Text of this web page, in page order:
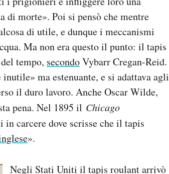
di morte». Poi si pensò che mentre
di utile, e dunque i meccanismi
Ma non era questo il punto: il tapis
tempo, secondoVybarr Cregan-Reid.
ma estenuante, e si adattava agli
il duro lavoro. Anche Oscar Wilde,
pena. Nel 1895 il Chicago
carcere dove scrisse che il tapis
».
Negli Stati Uniti il tapis roulant arrivò